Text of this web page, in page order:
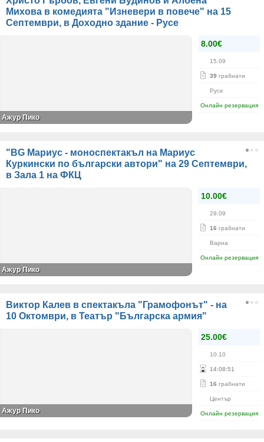
Михова в комедията "Изневери в повече" на 15
Септември, в Доходно здание - Русе
8.00€
15.09
39 грабнати
Русе
Онлайн резервация
Ажур Пико
"BG Мариус - моноспектакъл на Мариус
Куркински по български автори" на 29 Септември,
в Зала 1 на ФКЦ
10.00€
29.09
16 грабнати
Варна
Онлайн резервация
Ажур Пико
Виктор Калев в спектакъла "Грамофонът" - на
10 Октомври, в Театър "Българска армия"
25.00€
10.10
14:08:51
16 грабнати
Център
Онлайн резервация
Ажур Пико